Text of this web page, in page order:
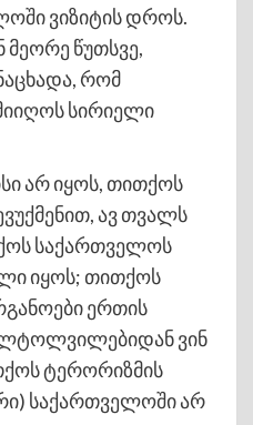
ვიზიტის დროს.
მეორე წუთსვე,
რომ
სირიელი
არ იყოს, თითქოს
ავ თვალს
საქართველოს
იყოს; თითქოს
ერთის
ლტოლვილებიდან ვინ
ტერორიზმის
საქართველოში არ